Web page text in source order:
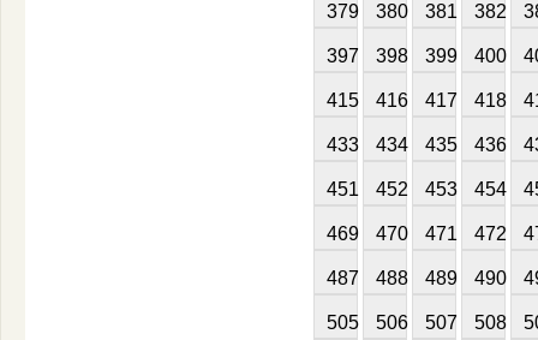
379 380 381 382
397 398 399 400
415 416 417 418
433 434 435 436
451 452 453 454
469 470 471 472
487 488 489 490
505 506 507 508